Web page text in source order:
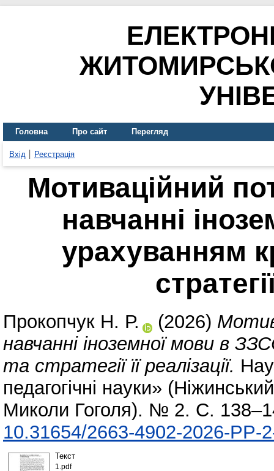
Головна Про сайт Перегляд
Вхід Реєстрація
Мотиваційний
навчанні
урахуванням
Прокопчук Н. Р. (2026)
навчанні іноземної мови в
та стратегії її реалізації.
педагогічні науки»
Миколи Гоголя). № 2. С.
10.31654/2663-4902-2026-PP-
Текст
1.pdf